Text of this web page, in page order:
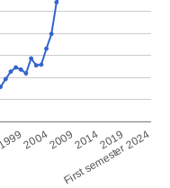
First semester 2024
2019
2014
2009
2004